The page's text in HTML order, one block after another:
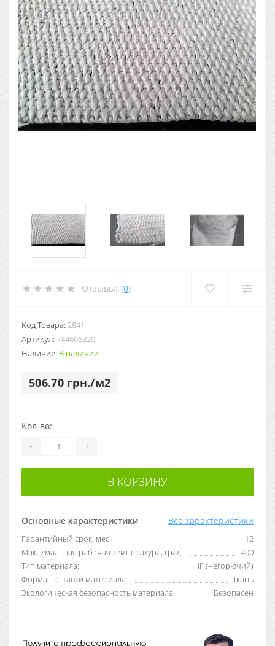
Отзывы: (0)
Код Товара:2841
Артикул:744606320
Наличие: В наличии
506.70 грн./м2
Основные характеристики Все характеристики
Гарантийный срок, мес:
12
Максимальная рабочая температура, град.:
400
Тип материала:
НГ (негорючий)
Форма поставки материала:
Ткань
Экологическая безопасность материала:
Безопасен
Кол-во:
- +
В КОРЗИНУ